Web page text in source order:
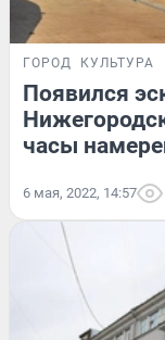
ГОРОД КУЛЬТУРА
Появился
часы
6 мая, 2022, 14:57